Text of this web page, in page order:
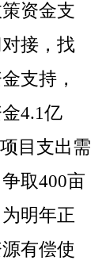
资金支
接，找
支持，
4.1亿
目支出需
取400亩
明年正
有偿使